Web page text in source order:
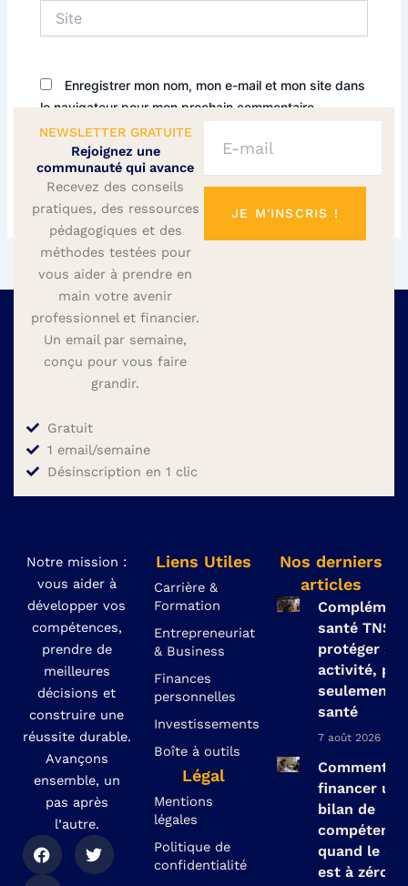
Enregistrer mon nom, mon e-mail et mon site dans
le navigateur pour mon prochain commentaire.
NEWSLETTER GRATUITE
Rejoignez une
communauté qui avance
Recevez des conseils
pratiques, des ressources
pédagogiques et des
méthodes testées pour
vous aider à prendre en
main votre avenir
professionnel et financier.
Un email par semaine,
conçu pour vous faire
grandir.
Gratuit
1 email/semaine
Désinscription en 1 clic
mail
JE M'INSCRIS !
Notre mission :
vous aider à
développer vos
compétences,
prendre de
meilleures
décisions et
construire une
réussite durable.
Avançons
ensemble, un
pas après
l’autre.
F
a
c
T
w
i
Y
o
u
Liens Utiles
Carrière &
Formation
Entrepreneuriat
& Business
Finances
personnelles
Investissements
Boîte à outils
Légal
Mentions
légales
Politique de
confidentialité
Nos derniers
articles
santé TNS :
protéger
activité, pas
seulement
santé
7 août 2026
Comment
financer un
bilan de
quand le
est à zéro ?